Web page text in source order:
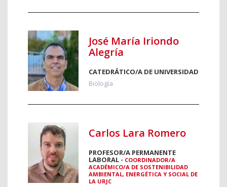
José María Iriondo
Alegría
CATEDRÁTICO/A DE UNIVERSIDAD
Biología
Carlos Lara Romero
PROFESOR/A PERMANENTE
LABORAL - COORDINADOR/A
ACADÉMICO/A DE SOSTENIBILIDAD
AMBIENTAL, ENERGÉTICA Y SOCIAL DE
LA URJC